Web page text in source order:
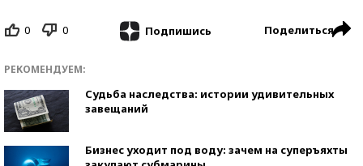
0 0 Подпишись Поделиться
РЕКОМЕНДУЕМ:
Судьба наследства: истории удивительных
завещаний
Бизнес уходит под воду: зачем на суперъяхты